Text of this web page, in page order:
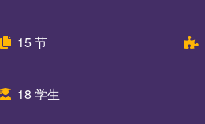
15节
18 学生